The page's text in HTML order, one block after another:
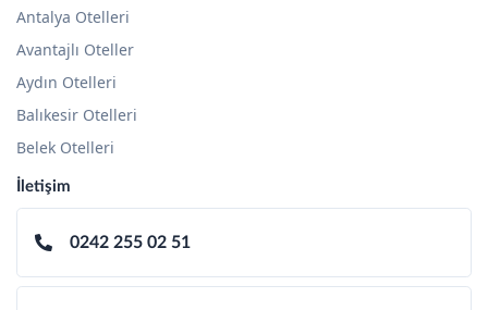
Antalya Otelleri
Avantajlı Oteller
Aydın Otelleri
Balıkesir Otelleri
Belek Otelleri
İletişim
0242 255 02 51